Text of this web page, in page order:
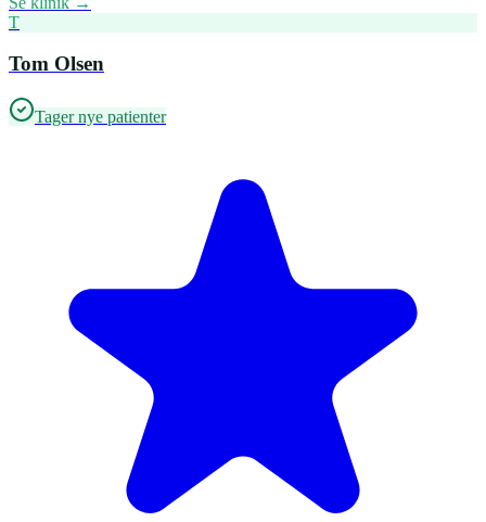
T
Tom Olsen
Tager nye patienter